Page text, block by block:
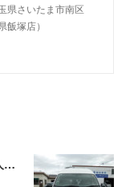
県さいたま市南区
飯塚店）
福祉車両格安レンタカー 神奈川県P法人様 ハイエースリフトご利用事例(2026.08.10)